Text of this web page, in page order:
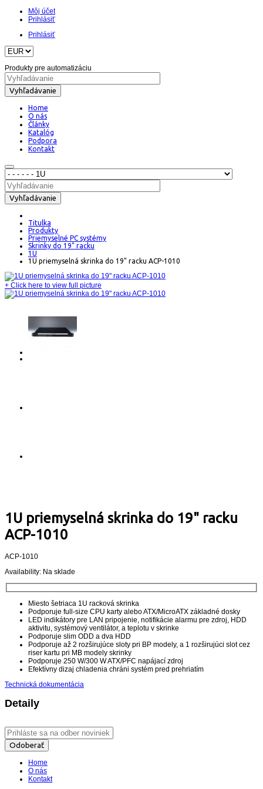
Môj účet
Prihlásiť
Prihlásiť
Produkty pre automatizáciu
Vyhľadávanie
Home
O nás
Články
Katalóg
Podpora
Kontakt
Vyhľadávanie
Titulka
Produkty
Priemyselné PC systémy
Skrinky do 19" racku
1U
1U priemyselná skrinka do 19" racku ACP-1010
+ Click here to view full picture
1U priemyselná skrinka do 19" racku
ACP-1010
ACP-1010
Availability: Na sklade
Miesto šetriaca 1U racková skrinka
Podporuje full-size CPU karty alebo ATX/MicroATX základné dosky
LED indikátory pre LAN pripojenie, notifikácie alarmu pre zdroj, HDD
aktivitu, systémový ventilátor, a teplotu v skrinke
Podporuje slim ODD a dva HDD
Podporuje až 2 rozširujúce sloty pri BP modely, a 1 rozširujúci slot cez
riser kartu pri MB modely skrinky
Podporuje 250 W/300 W ATX/PFC napájací zdroj
Efektívny dizaj chladenia chráni systém pred prehriatím
Technická dokumentácia
Detaily
Odoberať
Home
O nás
Kontakt